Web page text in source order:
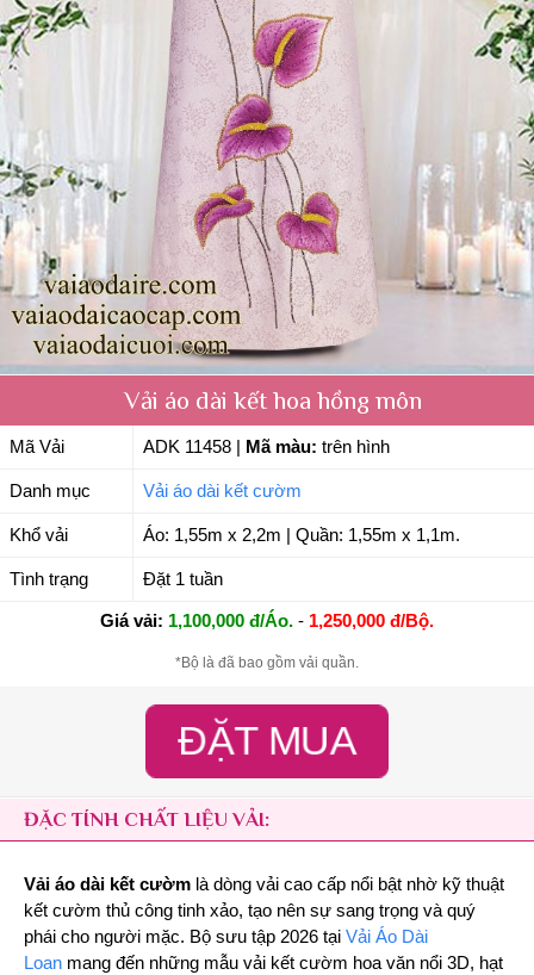
Vải áo dài kết hoa hồng môn
Mã Vải ADK 11458 Mã màu: trên hình
Danh mục Vải áo dài kết cườm
Khổ vải Áo: 1,55m x 2,2m | Quần: 1,55m x 1,1m.
Tình trạng Đặt 1 tuần
Giá vải: 1,100,000 đ/Áo. - 1,250,000 đ/Bộ.
*Bộ là đã bao gồm vải quần.
ĐẶT MUA
ĐẶC TÍNH CHẤT LIỆU VẢI:
Vải áo dài kết cườm là dòng vải cao cấp nổi bật nhờ kỹ thuật
kết cườm thủ công tinh xảo, tạo nên sự sang trọng và quý
phái cho người mặc. Bộ sưu tập 2026 tại Vải Áo Dài
Loan mang đến những mẫu vải kết cườm hoa văn nổi 3D, hạt